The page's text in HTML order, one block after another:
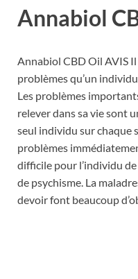
Annabiol
Annabiol CBD Oil AVIS
problèmes qu’un
Les problèmes
relever dans sa vie sont
seul individu sur chaque
problèmes
difficile pour l’individu
de psychisme. La
devoir font beaucoup